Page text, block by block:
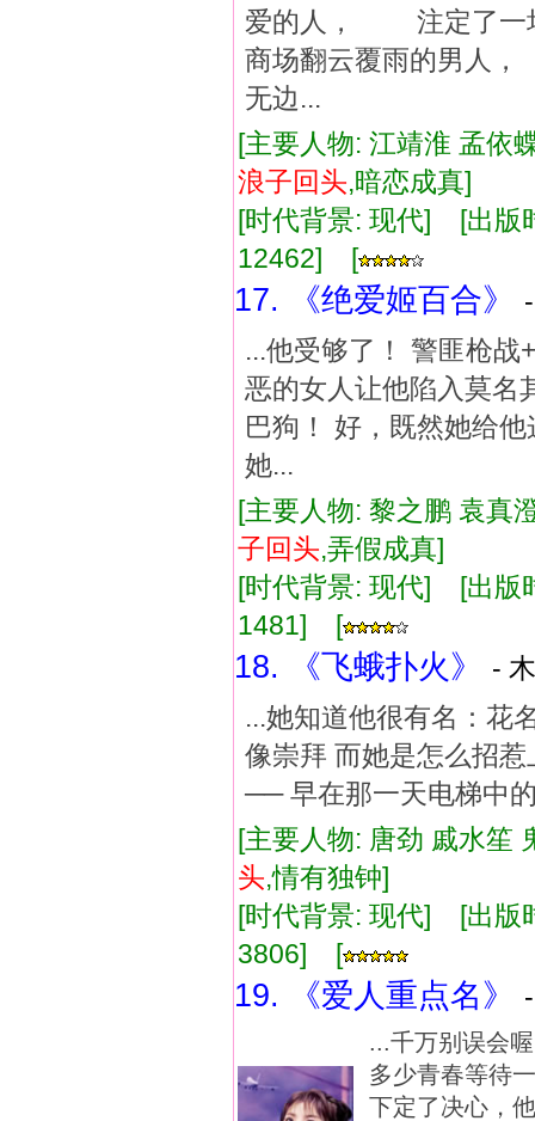
爱的人， 注定了一
商场翻云覆雨的男
无边...
[主要人物: 江靖淮 孟
浪子回头,暗恋成真]
[时代背景: 现代] [出
12462] [
17. 《绝爱姬百合》
...他受够了！ 警匪枪战
恶的女人让他陷入莫名
巴狗！ 好，既然她给
她...
[主要人物: 黎之鹏 袁
子回头,弄假成真]
[时代背景: 现代] [出
1481] [
18. 《飞蛾扑火》
-
...她知道他很有名
像崇拜 而她是怎么招
── 早在那一天电梯中
[主要人物: 唐劲 戚水
头,情有独钟]
[时代背景: 现代] [出
3806] [
19. 《爱人重点名》
...千万别误会
多少青春等待
下定了决心，